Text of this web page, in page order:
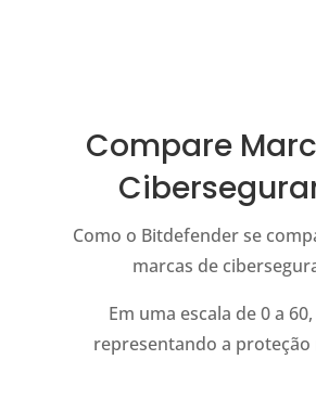
Compare
Como o Bitdefender se
marcas de
Em uma escala de 0 a
representando a proteção